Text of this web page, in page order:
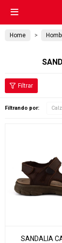

Home
Filtrando por:
SANDALIA